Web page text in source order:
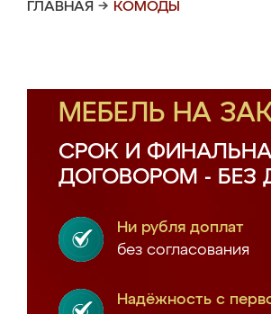
ГЛАВНАЯ → КОМОДЫ
МЕБЕЛЬ НА
СРОК И
ДОГОВОРОМ - БЕЗ
Ни рубля доплат
без согласования
Надёжность с